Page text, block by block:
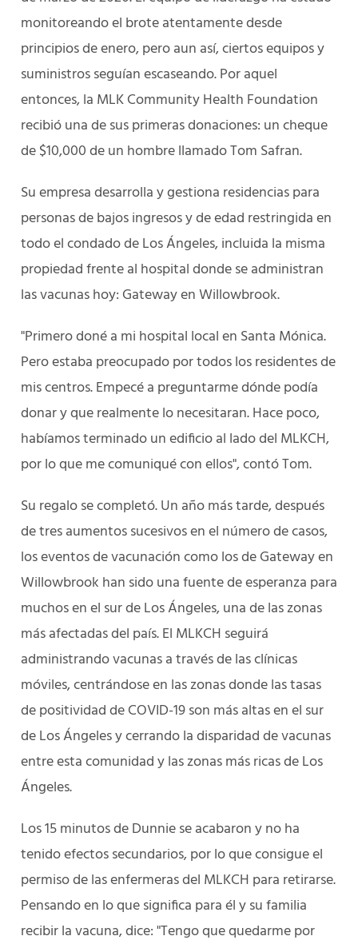
monitoreando el brote atentamente desde
principios de enero, pero aun así, ciertos equipos y
suministros seguían escaseando. Por aquel
entonces, la MLK Community Health Foundation
recibió una de sus primeras donaciones: un cheque
de $10,000 de un hombre llamado Tom Safran.
Su empresa desarrolla y gestiona residencias para
personas de bajos ingresos y de edad restringida en
todo el condado de Los Ángeles, incluida la misma
propiedad frente al hospital donde se administran
las vacunas hoy: Gateway en Willowbrook.
"Primero doné a mi hospital local en Santa Mónica.
Pero estaba preocupado por todos los residentes de
mis centros. Empecé a preguntarme dónde podía
donar y que realmente lo necesitaran. Hace poco,
habíamos terminado un edificio al lado del MLKCH,
por lo que me comuniqué con ellos", contó Tom.
Su regalo se completó. Un año más tarde, después
de tres aumentos sucesivos en el número de casos,
los eventos de vacunación como los de Gateway en
Willowbrook han sido una fuente de esperanza para
muchos en el sur de Los Ángeles, una de las zonas
más afectadas del país. El MLKCH seguirá
administrando vacunas a través de las clínicas
móviles, centrándose en las zonas donde las tasas
de positividad de COVID-19 son más altas en el sur
de Los Ángeles y cerrando la disparidad de vacunas
entre esta comunidad y las zonas más ricas de Los
Ángeles.
Los 15 minutos de Dunnie se acabaron y no ha
tenido efectos secundarios, por lo que consigue el
permiso de las enfermeras del MLKCH para retirarse.
Pensando en lo que significa para él y su familia
recibir la vacuna, dice: "Tengo que quedarme por